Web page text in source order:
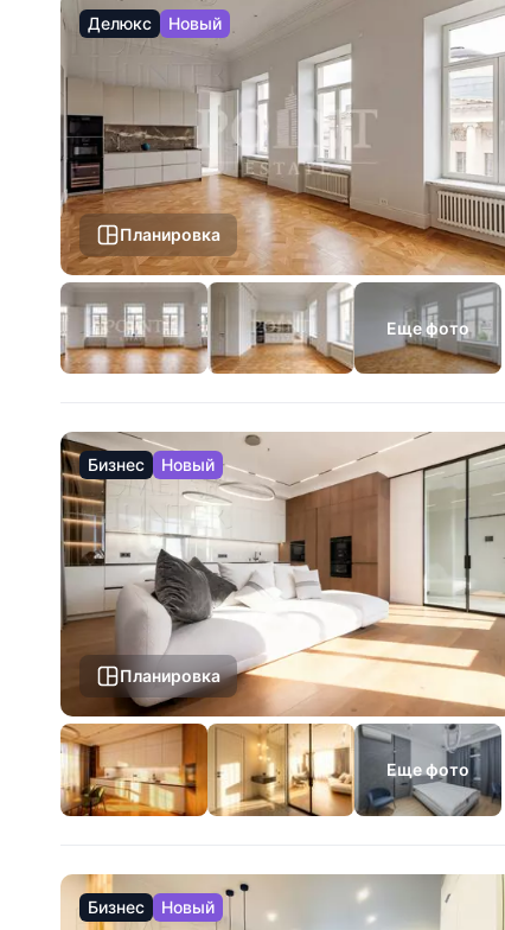
Делюкс Новый
Планировка
Еще фото
Бизнес Новый
Планировка
Еще фото
Бизнес Новый